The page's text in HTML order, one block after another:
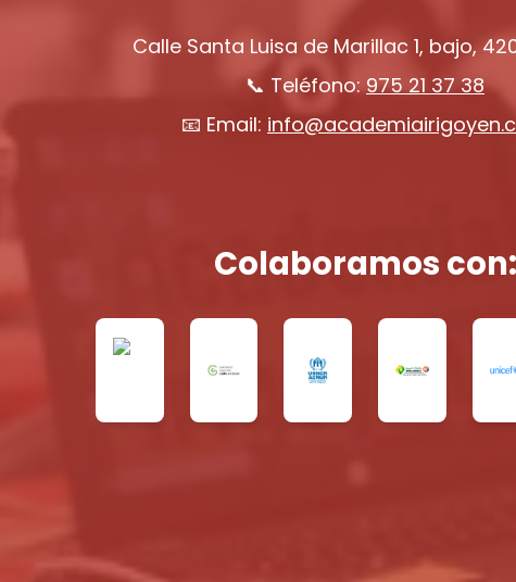
Calle Santa Luisa de Marillac 1, bajo,
📞 Teléfono: 975 21 37 38
📧 Email:
Colaboramos con: